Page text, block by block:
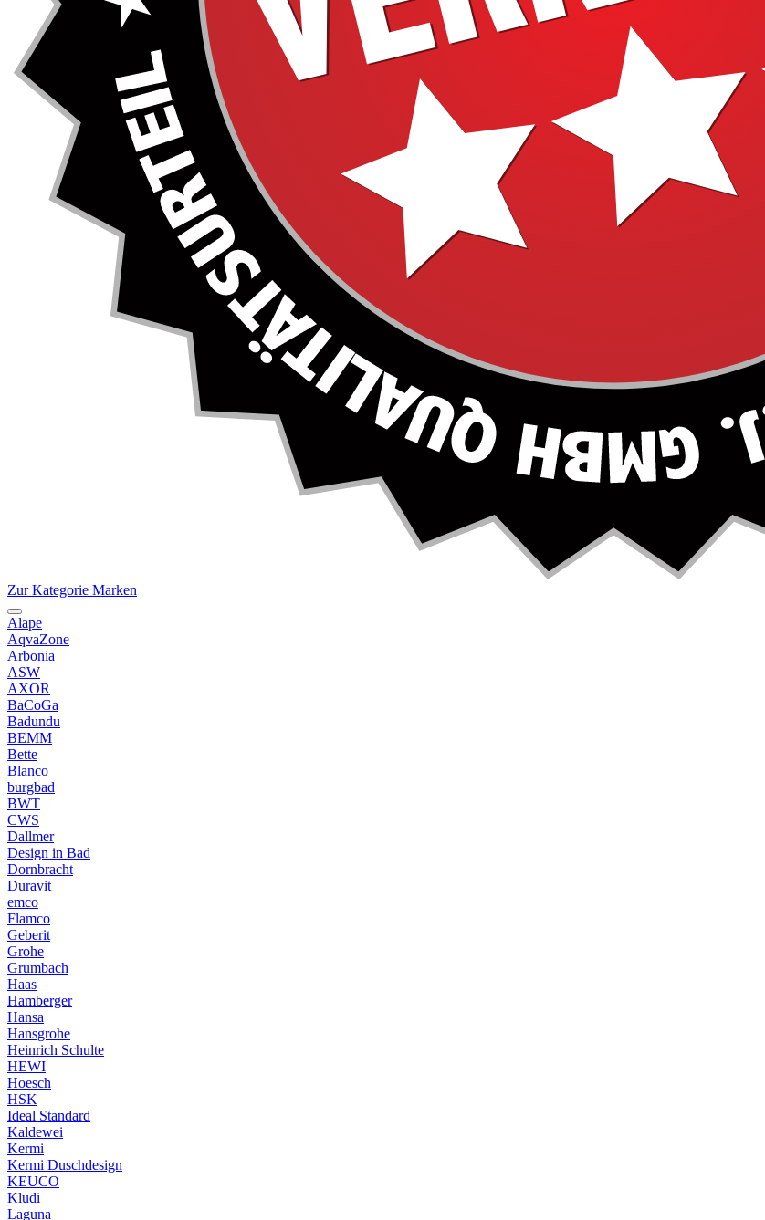
Zur Kategorie Marken
Alape
AqvaZone
Arbonia
ASW
AXOR
BaCoGa
Badundu
BEMM
Bette
Blanco
burgbad
BWT
CWS
Dallmer
Design in Bad
Dornbracht
Duravit
emco
Flamco
Geberit
Grohe
Grumbach
Haas
Hamberger
Hansa
Hansgrohe
Heinrich Schulte
HEWI
Hoesch
HSK
Ideal Standard
Kaldewei
Kermi
Kermi Duschdesign
KEUCO
Kludi
Laguna